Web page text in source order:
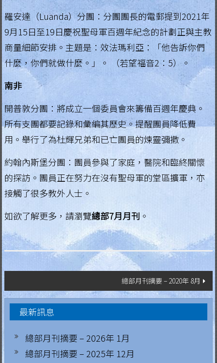
羅安達（Luanda）分團：分團團長的電郵提到2021年
9月15日至19日慶祝聖母軍百週年紀念的計劃正與主教
商量細節安排。主題是：效法瑪利亞：「他告訴你們
什麼，你們就做什麼。」。 （若望福音2：5）。
南非
開普敦分團：將成立一個委員會來籌備百週年慶典。
所有支團都要記錄和彙編其歷史。提醒團員降低費
用。舉行了為杜輝兄弟和已亡團員的煉靈彌撒。
約翰內斯堡分團：團員參與了家庭，醫院和臨終關懷
的探訪。團員正在努力在沒有聖母軍的堂區擴軍，亦
接觸了很多教外人士。
如欲了解更多，請瀏覽總部7月月刊 。
章
導
覽
總部月刊摘要 – 2020年 8月
最新訊息
總部月刊摘要 – 2026年 1月
總部月刊摘要 – 2025年 12月